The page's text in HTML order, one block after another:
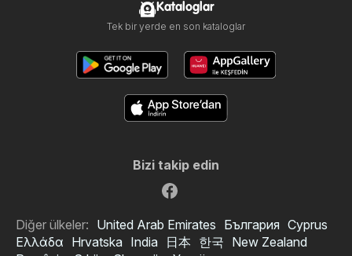
Kataloglar
Tek bir yerde en son kataloglar
Bizi takip edin
Diğer ülkeler: United Arab Emirates България Cyprus
Ελλάδα Hrvatska India 日本 한국 New Zealand